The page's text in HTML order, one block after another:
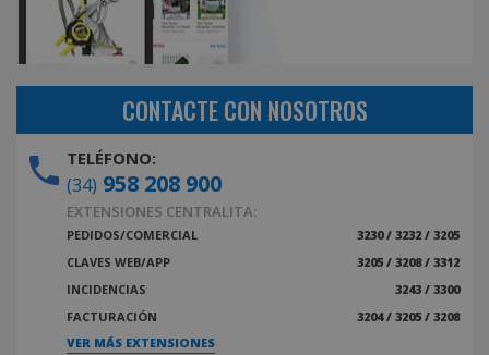
CONTACTE CON NOSOTROS
TELÉFONO:
(34) 958 208 900
EXTENSIONES CENTRALITA:
PEDIDOS/COMERCIAL
3230 / 3232 / 3205
CLAVES WEB/APP
3205 / 3208 / 3312
INCIDENCIAS
3243 / 3300
FACTURACIÓN
3204 / 3205 / 3208
VER MÁS EXTENSIONES